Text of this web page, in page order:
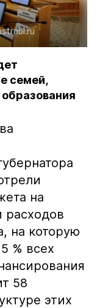
семей,
на
расходов
на которую
% всех
58
этих